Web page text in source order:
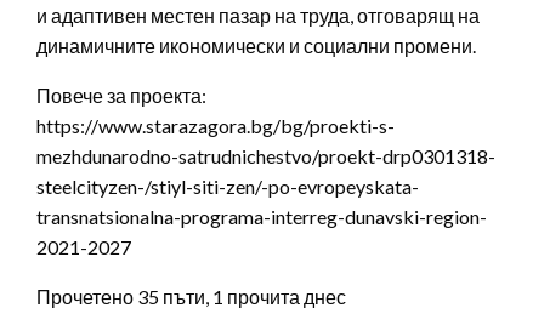
и адаптивен местен пазар на труда, отговарящ на
динамичните икономически и социални промени.
Повече за проекта:
https://www.starazagora.bg/bg/proekti-s-
mezhdunarodno-satrudnichestvo/proekt-drp0301318-
steelcityzen-/stiyl-siti-zen/-po-evropeyskata-
transnatsionalna-programa-interreg-dunavski-region-
2021-2027
Прочетено 35 пъти, 1 прочита днес